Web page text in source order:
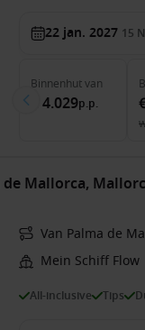
22 jan. 2027 15
Binnenhutvan
€ 4.029p.p.
Mallorca,
Van Palma de
Mein Schiff Flow
All-inclusive Tips